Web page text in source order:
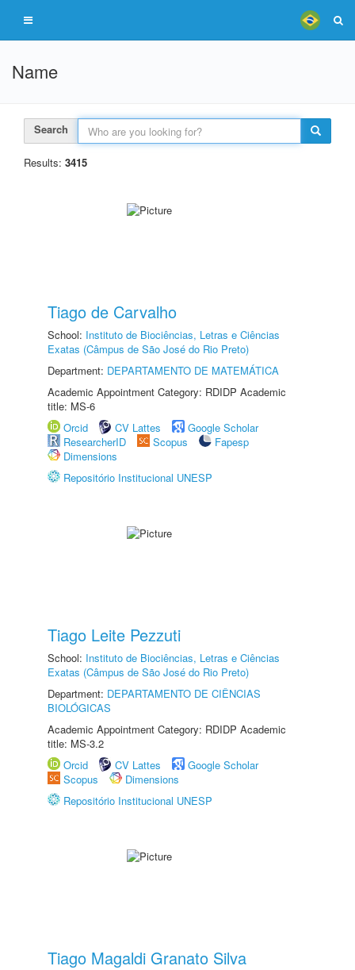
Name
Search
Results: 3415
Tiago de Carvalho
School: Instituto de Biociências, Letras e Ciências
Exatas (Câmpus de São José do Rio Preto)
Department: DEPARTAMENTO DE MATEMÁTICA
Academic Appointment Category: RDIDP Academic
title: MS-6
Orcid
CV Lattes
Google Scholar
ResearcherID
Scopus
Fapesp
Dimensions
Repositório Institucional UNESP
Tiago Leite Pezzuti
School: Instituto de Biociências, Letras e Ciências
Exatas (Câmpus de São José do Rio Preto)
Department: DEPARTAMENTO DE CIÊNCIAS
BIOLÓGICAS
Academic Appointment Category: RDIDP Academic
title: MS-3.2
Orcid
CV Lattes
Google Scholar
Scopus
Dimensions
Repositório Institucional UNESP
Tiago Magaldi Granato Silva